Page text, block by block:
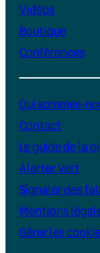
Vidéos
Boutique
Conférences
Qui sommes-
Contact
Le guide de la
Alerter Vert
Signaler des
Mentions
Gérer les